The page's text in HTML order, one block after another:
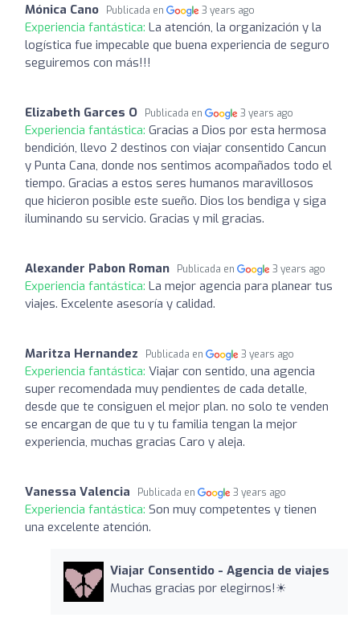
Mónica Cano Publicada en 3 years ago
Experiencia fantástica: La atención, la organización y la
logística fue impecable que buena experiencia de seguro
seguiremos con más!!!
Elizabeth Garces O Publicada en 3 years ago
Experiencia fantástica: Gracias a Dios por esta hermosa
bendición, llevo 2 destinos con viajar consentido Cancun
y Punta Cana, donde nos sentimos acompañados todo el
tiempo. Gracias a estos seres humanos maravillosos
que hicieron posible este sueño. Dios los bendiga y siga
iluminando su servicio. Gracias y mil gracias.
Alexander Pabon Roman Publicada en 3 years ago
Experiencia fantástica: La mejor agencia para planear tus
viajes. Excelente asesoría y calidad.
Maritza Hernandez Publicada en 3 years ago
Experiencia fantástica: Viajar con sentido, una agencia
super recomendada muy pendientes de cada detalle,
desde que te consiguen el mejor plan. no solo te venden
se encargan de que tu y tu familia tengan la mejor
experiencia, muchas gracias Caro y aleja.
Vanessa Valencia Publicada en 3 years ago
Experiencia fantástica: Son muy competentes y tienen
una excelente atención.
Viajar Consentido - Agencia de viajes
Muchas gracias por elegirnos!☀